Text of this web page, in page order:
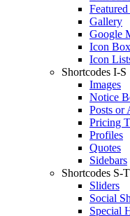
Gallery
Google
Icon
Icon
Shortcodes I-S
Images
Notice
Posts or
Pricing
Profiles
Quotes
Sidebars
Shortcodes S-T
Sliders
Social
Special